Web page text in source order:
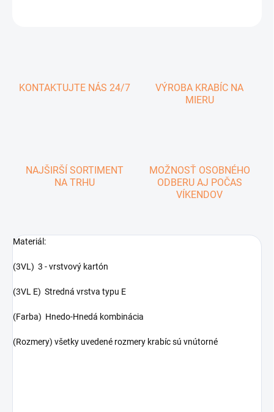
KONTAKTUJTE NÁS 24/7
VÝROBA KRABÍC NA
MIERU
NAJŠIRŠÍ SORTIMENT
NA TRHU
MOŽNOSŤ OSOBNÉHO
ODBERU AJ POČAS
VÍKENDOV
Materiál:
(3VL) 3 - vrstvový kartón
(3VL E) Stredná vrstva typu E
(Farba) Hnedo-Hnedá kombinácia
(Rozmery) všetky uvedené rozmery krabíc sú vnútorné